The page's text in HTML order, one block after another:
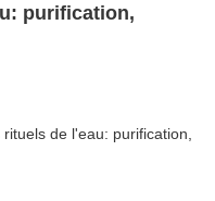
purification,